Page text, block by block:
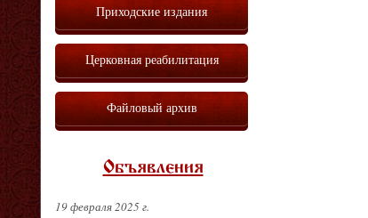
Приходские издания
Церковная реабилитация
Файловый архив
Объявления
19 февраля 2025 г.